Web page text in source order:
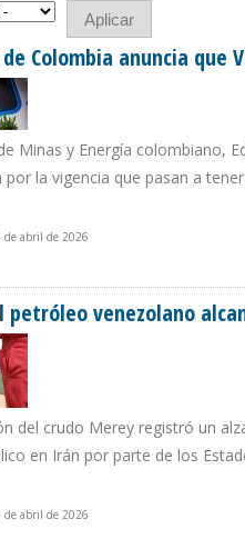
Colombia anuncia que
Minas y Energía colombiano,
por la vigencia que pasan a
de abril de 2026
petróleo venezolano
del crudo Merey registró un
en Irán por parte de los
de abril de 2026